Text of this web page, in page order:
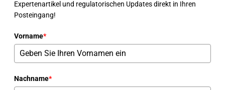
Expertenartikel und regulatorischen Updates direkt in Ihren
Posteingang!
Vorname*
Nachname*